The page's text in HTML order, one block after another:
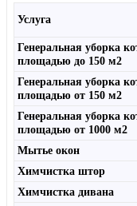
Услуга
Генеральная уборка
площадью до 150 м2
Генеральная уборка
площадью от 150 м2
Генеральная уборка
площадью от 1000 м2
Мытье окон
Химчистка штор
Химчистка дивана